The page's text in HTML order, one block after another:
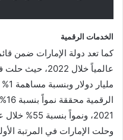
الخدمات الرقمية
كما تعد دولة الإمارات ضمن